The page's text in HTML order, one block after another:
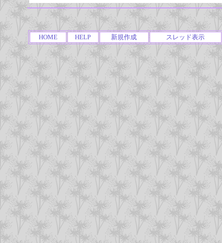
HOME HELP 新規作成 スレッド表示